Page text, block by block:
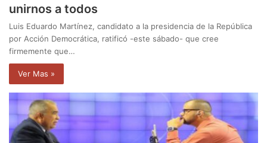
unirnos a todos
Luis Eduardo Martínez, candidato a la presidencia de la República
por Acción Democrática, ratificó -este sábado- que cree
firmemente que…
Ver Mas »